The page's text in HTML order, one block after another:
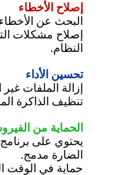
إصلاح الأخطاء
البحث عن
النظام.
تحسين الأداء
إزالة الملفات
تنظيف الذاكرة
الحماية من
يحتوي على
الضارة مدمج.
حماية في الوقت